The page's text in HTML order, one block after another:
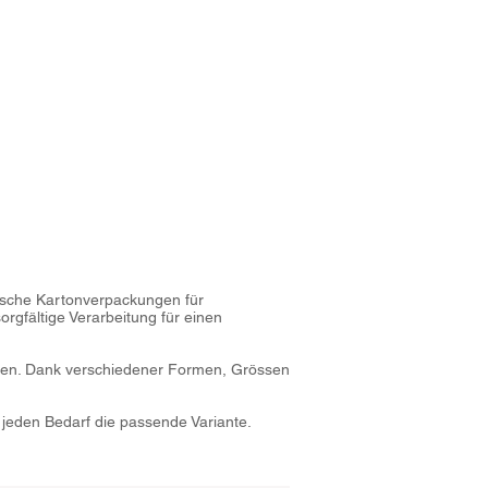
Kartonverpackungen für
Verarbeitung für einen
Dank verschiedener Formen, Grössen
Bedarf die passende Variante.